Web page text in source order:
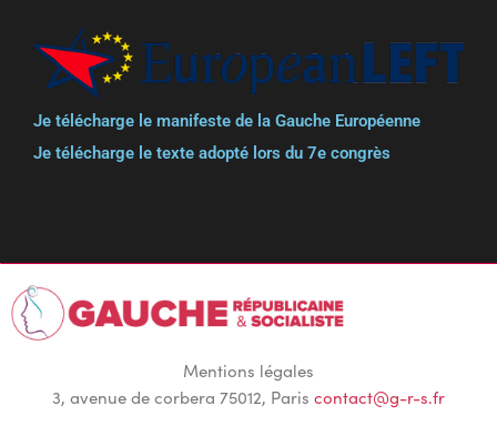
Je télécharge le manifeste de la Gauche Européenne
Je télécharge le texte adopté lors du 7e congrès
Mentions légales
3, avenue de corbera 75012, Paris contact@g-r-s.fr